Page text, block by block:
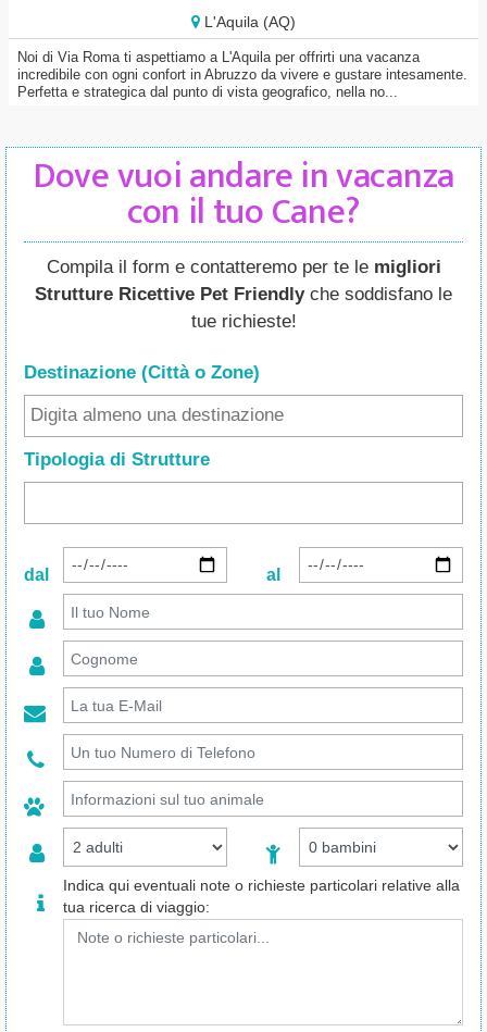
L'Aquila (AQ)
Noi di Via Roma ti aspettiamo a L'Aquila per offrirti una vacanza
incredibile con ogni confort in Abruzzo da vivere e gustare intesamente.
Perfetta e strategica dal punto di vista geografico, nella no...
Dove vuoi andare in vacanza
con il tuo Cane?
Compila il form e contatteremo per te le migliori
Strutture Ricettive Pet Friendlyche soddisfano le
tue richieste!
Destinazione (Città o Zone)
Tipologia di Strutture
dal al
Indica qui eventuali note o richieste particolari relative alla
tua ricerca di viaggio: